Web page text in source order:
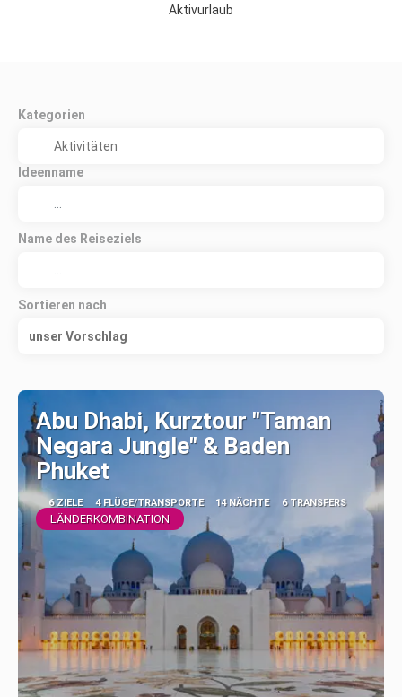
Aktivurlaub
Kategorien
Ideenname
Name des Reiseziels
Sortieren nach
unser Vorschlag
Abu Dhabi, Kurztour "Taman
Negara Jungle" & Baden
Phuket
6 ZIELE 4 FLÜGE/TRANSPORTE 14 NÄCHTE 6 TRANSFERS
LÄNDERKOMBINATION